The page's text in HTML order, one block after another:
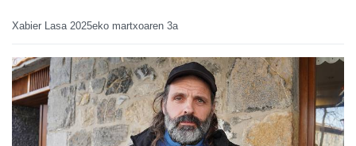
Xabier Lasa 2025eko martxoaren 3a